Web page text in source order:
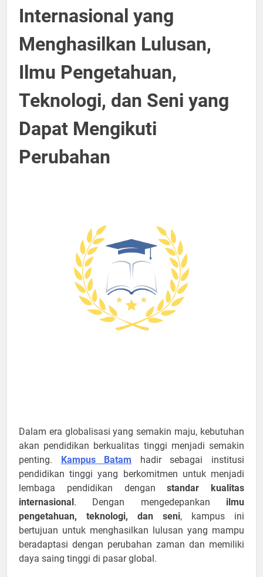
Internasional yang
Menghasilkan Lulusan,
Ilmu Pengetahuan,
Teknologi, dan Seni yang
Dapat Mengikuti
Perubahan
Dalam era globalisasi yang semakin maju, kebutuhan
akan pendidikan berkualitas tinggi menjadi semakin
penting. Kampus Batam hadir sebagai institusi
pendidikan tinggi yang berkomitmen untuk menjadi
lembaga pendidikan denganstandar kualitas
internasional. Dengan mengedepankan ilmu
pengetahuan, teknologi, dan seni, kampus ini
bertujuan untuk menghasilkan lulusan yang mampu
beradaptasi dengan perubahan zaman dan memiliki
daya saing tinggi di pasar global.